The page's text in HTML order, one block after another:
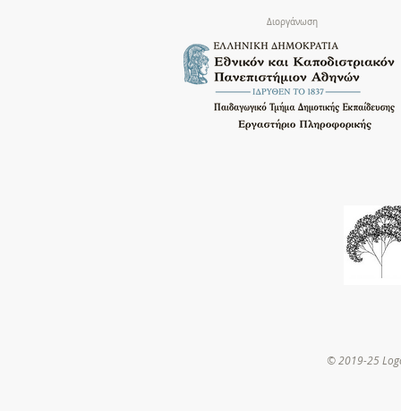
Διοργάνωση
© 2019-25